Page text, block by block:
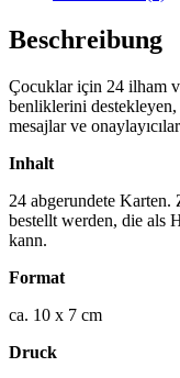
Beschreibung
Çocuklar için 24 ilham
benliklerini destekleyen,
mesajlar ve
Inhalt
24 abgerundete Karten.
bestellt werden, die als
kann.
Format
ca. 10 x 7 cm
Druck